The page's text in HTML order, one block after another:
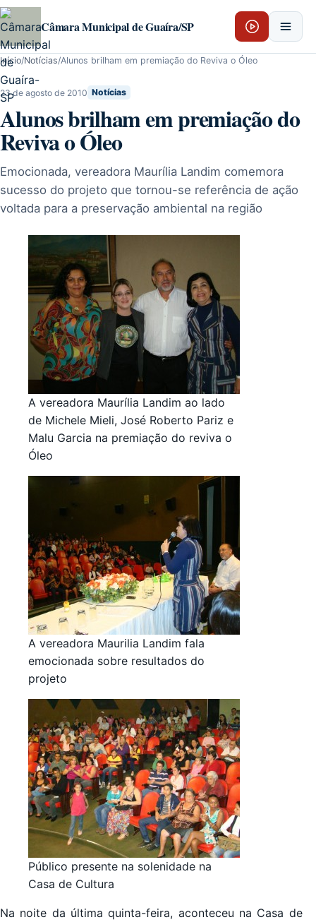
Pular para o conteúdo
Câmara Municipal de Guaíra/SP
Início/Notícias/Alunos brilham em premiação do Reviva o Óleo
23 de agosto de 2010 Notícias
Alunos brilham em premiação do
Reviva o Óleo
Emocionada, vereadora Maurília Landim comemora
sucesso do projeto que tornou-se referência de ação
voltada para a preservação ambiental na região
A vereadora Maurília Landim ao lado
de Michele Mieli, José Roberto Pariz e
Malu Garcia na premiação do reviva o
Óleo
A vereadora Maurilia Landim fala
emocionada sobre resultados do
projeto
Público presente na solenidade na
Casa de Cultura
Na noite da última quinta-feira, aconteceu na Casa de